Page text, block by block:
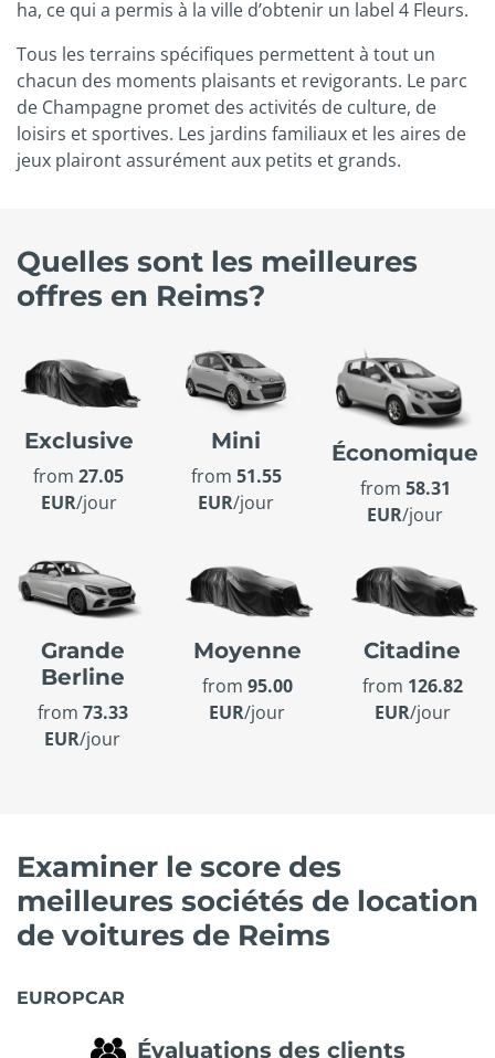
ha, ce qui a permis à la ville d’obtenir un label 4 Fleurs.
Tous les terrains spécifiques permettent à tout un
chacun des moments plaisants et revigorants. Le parc
de Champagne promet des activités de culture, de
loisirs et sportives. Les jardins familiaux et les aires de
jeux plairont assurément aux petits et grands.
Quelles sont les meilleures
offres en Reims?
Exclusive
from27.05
EUR/jour
Mini
from 51.55
EUR/jour
Économique
from 58.31
EUR/jour
Grande
Berline
from 73.33
EUR/jour
Moyenne
from 95.00
EUR/jour
Citadine
from 126.82
EUR/jour
Examiner le score des
meilleures sociétés de location
de voitures de Reims
EUROPCAR
Évaluations des clients